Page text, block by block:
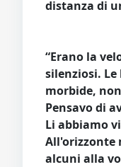
distanza di
“Erano la
silenziosi.
morbide,
Pensavo di
Li abbiamo
All'orizzonte
alcuni alla